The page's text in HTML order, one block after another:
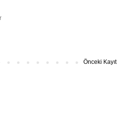
Önceki Kayıt